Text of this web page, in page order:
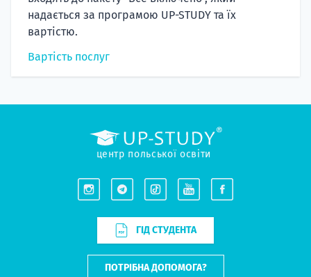
надається за програмою UP-STUDY та їх
вартістю.
Вартість послуг
центр польської освіти
ГІД СТУДЕНТА
ПОТРІБНА ДОПОМОГА?